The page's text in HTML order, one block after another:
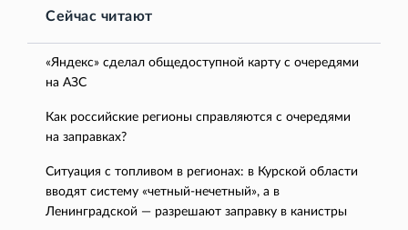
Сейчас читают
«Яндекс» сделал общедоступной карту с очередями
на АЗС
Как российские регионы справляются с очередями
на заправках?
Ситуация с топливом в регионах: в Курской области
вводят систему «четный-нечетный», а в
Ленинградской — разрешают заправку в канистры